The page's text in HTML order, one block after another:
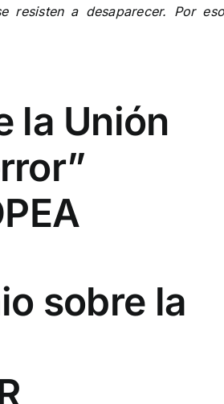
resisten a desaparecer. Por
la Unión
sobre la